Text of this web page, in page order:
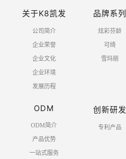
关于K8凯发
公司简介
企业荣誉
企业文化
企业环境
发展历程
品牌系列
炫彩芬龄
可绮
雪玛丽
ODM
ODM简介
产品优势
一站式服务
创新研发
专利产品